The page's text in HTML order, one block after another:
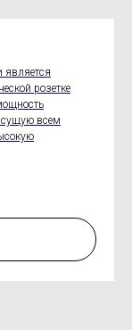
является
розетке
всем